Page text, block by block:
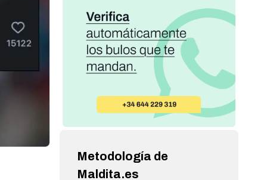
Metodología de
Maldita.es